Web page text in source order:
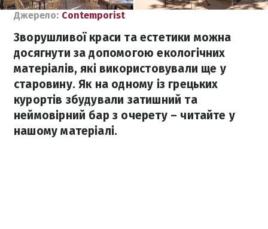
Джерело: Сontemporist
Зворушливої краси та естетики можна
досягнути за допомогою екологічних
матеріалів, які використовували ще у
старовину. Як на одному із грецьких
курортів збудували затишний та
неймовірний бар з очерету – читайте у
нашому матеріалі.